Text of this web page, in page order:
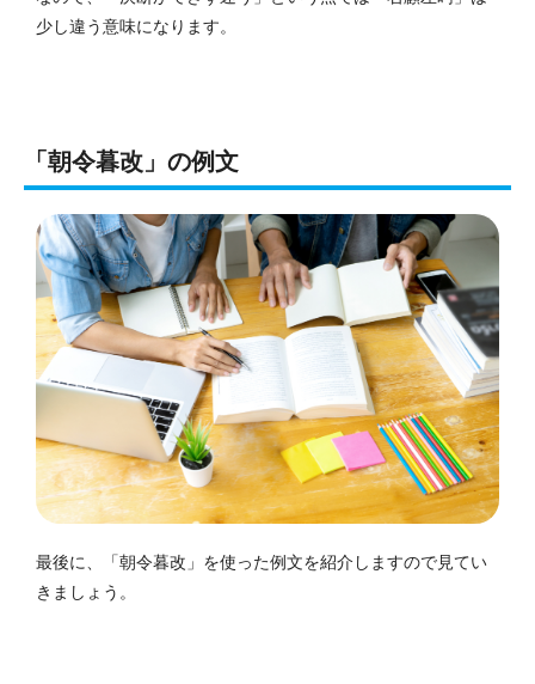
少し違う意味になります。
「朝令暮改」の例文
最後に、「朝令暮改」を使った例文を紹介しますので見てい
きましょう。